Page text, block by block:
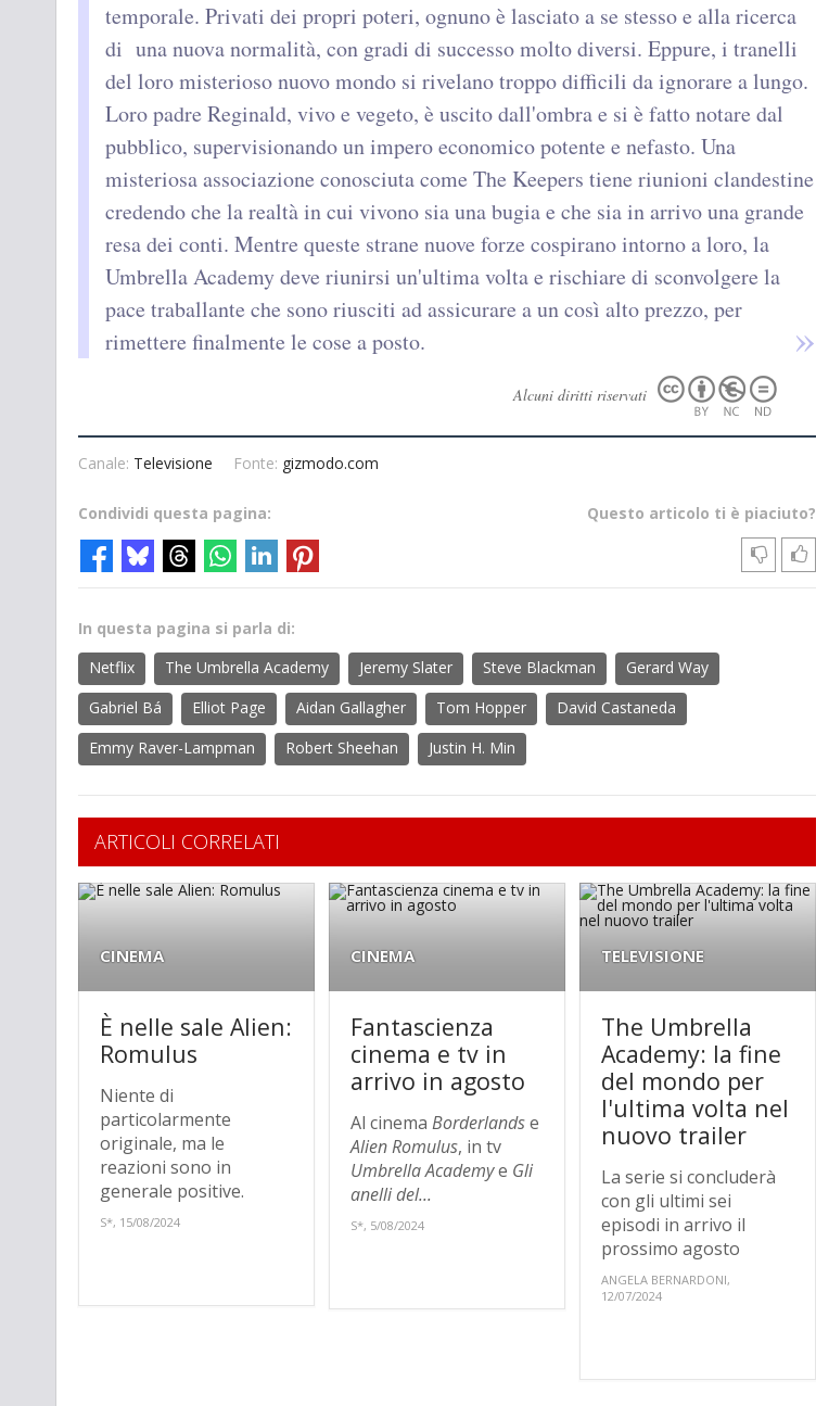
temporale. Privati ​​dei propri poteri, ognuno è lasciato a se stesso e alla ricerca
di una nuova normalità, con gradi di successo molto diversi. Eppure, i tranelli
del loro misterioso nuovo mondo si rivelano troppo difficili da ignorare a lungo.
Loro padre Reginald, vivo e vegeto, è uscito dall'ombra e si è fatto notare dal
pubblico, supervisionando un impero economico potente e nefasto. Una
misteriosa associazione conosciuta come The Keepers tiene riunioni clandestine
credendo che la realtà in cui vivono sia una bugia e che sia in arrivo una grande
resa dei conti. Mentre queste strane nuove forze cospirano intorno a loro, la
Umbrella Academy deve riunirsi un'ultima volta e rischiare di sconvolgere la
pace traballante che sono riusciti ad assicurare a un così alto prezzo, per
rimettere finalmente le cose a posto.
Alcuni diritti riservati
Canale: Televisione Fonte: gizmodo.com
Questo articolo ti è piaciuto?
Condividi questa pagina:
In questa pagina si parla di:
Netflix
The Umbrella Academy Jeremy Slater Steve Blackman
Gerard Way
Gabriel Bá
Elliot Page Aidan Gallagher Tom Hopper
David Castaneda
Emmy Raver-Lampman
Robert Sheehan Justin H. Min
ARTICOLI CORRELATI
CINEMA
È nelle sale Alien:
Romulus
Niente di
particolarmente
originale, ma le
reazioni sono in
generale positive.
S*, 15/08/2024
CINEMA
Fantascienza
cinema e tv in
arrivo in agosto
Al cinemaBorderlandse
Alien Romulus, in tv
Umbrella Academye Gli
anelli del...
S*, 5/08/2024
TELEVISIONE
The Umbrella
Academy: la fine
del mondo per
l'ultima volta nel
nuovo trailer
La serie si concluderà
con gli ultimi sei
episodi in arrivo il
prossimo agosto
ANGELA BERNARDONI,
12/07/2024